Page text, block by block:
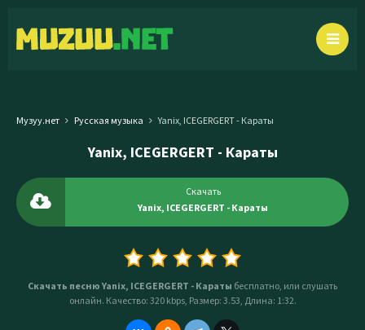
Музуу.нет Русская музыка Yanix, ICEGERGERT - Караты
Yanix, ICEGERGERT - Караты
Скачать
Yanix, ICEGERGERT - Караты
Скачать песню Yanix, ICEGERGERT - Караты бесплатно, или слушать
онлайн. Качество: 320 kbps, Размер: 3.53, Длина: 1:32.